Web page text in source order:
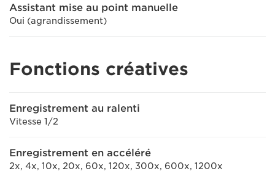
Assistant mise au point manuelle
Oui (agrandissement)
Fonctions créatives
Enregistrement au ralenti
Vitesse 1/2
Enregistrement en accéléré
2x, 4x, 10x, 20x, 60x, 120x, 300x, 600x, 1200x